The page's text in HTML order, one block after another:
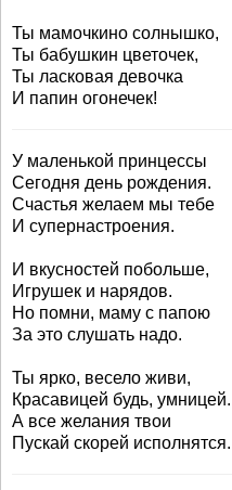
Ты мамочкино солнышко,
Ты бабушкин цветочек,
Ты ласковая девочка
И папин огонечек!
У маленькой принцессы
Сегодня день рождения.
Счастья желаем мы тебе
И супернастроения.
И вкусностей побольше,
Игрушек и нарядов.
Но помни, маму с папою
За это слушать надо.
Ты ярко, весело живи,
Красавицей будь, умницей.
А все желания твои
Пускай скорей исполнятся.